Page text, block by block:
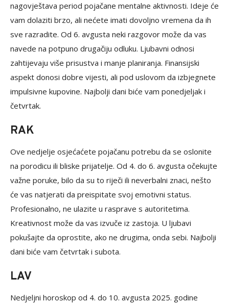
nagovještava period pojačane mentalne aktivnosti. Ideje će
vam dolaziti brzo, ali nećete imati dovoljno vremena da ih
sve razradite. Od 6. avgusta neki razgovor može da vas
navede na potpuno drugačiju odluku. Ljubavni odnosi
zahtijevaju više prisustva i manje planiranja. Finansijski
aspekt donosi dobre vijesti, ali pod uslovom da izbjegnete
impulsivne kupovine. Najbolji dani biće vam ponedjeljak i
četvrtak.
RAK
Ove nedjelje osjećaćete pojačanu potrebu da se oslonite
na porodicu ili bliske prijatelje. Od 4. do 6. avgusta očekujte
važne poruke, bilo da su to riječi ili neverbalni znaci, nešto
će vas natjerati da preispitate svoj emotivni status.
Profesionalno, ne ulazite u rasprave s autoritetima.
Kreativnost može da vas izvuče iz zastoja. U ljubavi
pokušajte da oprostite, ako ne drugima, onda sebi. Najbolji
dani biće vam četvrtak i subota.
LAV
Nedjeljni horoskop od 4. do 10. avgusta 2025. godine